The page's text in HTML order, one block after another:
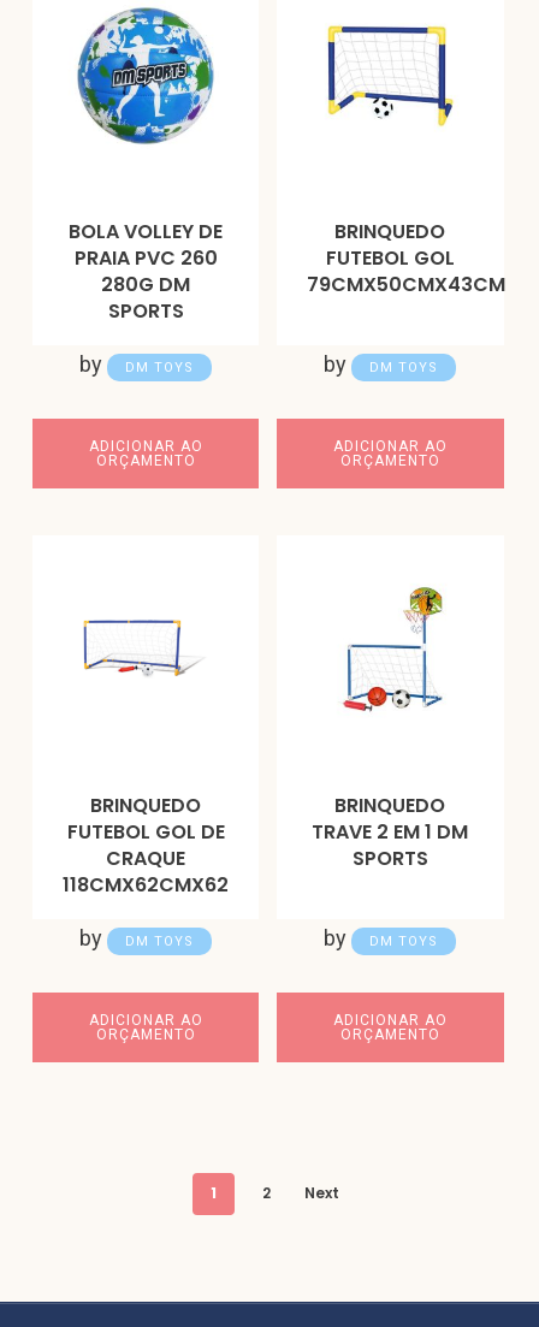
BOLA VOLLEY DE
PRAIA PVC 260
280G DM
SPORTS
by DM TOYS
ADICIONAR AO
ORÇAMENTO
BRINQUEDO
FUTEBOL GOL
79CMX50CMX43CM
by DM TOYS
ADICIONAR AO
ORÇAMENTO
BRINQUEDO
FUTEBOL GOL DE
CRAQUE
118CMX62CMX62
by DM TOYS
ADICIONAR AO
ORÇAMENTO
BRINQUEDO
TRAVE 2 EM 1 DM
SPORTS
by DM TOYS
ADICIONAR AO
ORÇAMENTO
1 2 Next